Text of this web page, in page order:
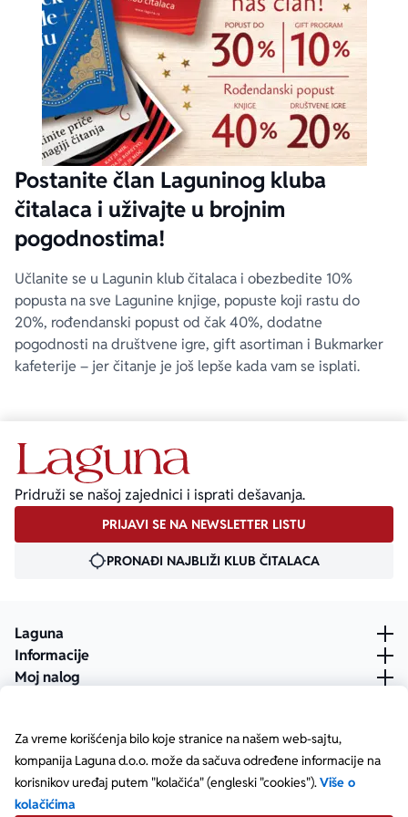
Za vreme korišćenja bilo koje stranice na našem web-sajtu,
kompanija Laguna d.o.o. može da sačuva određene informacije na
korisnikov uređaj putem "kolačića" (engleski "cookies").Više o
kolačićima
Postanite član Laguninog kluba
čitalaca i uživajte u brojnim
pogodnostima!
Učlanite se u Lagunin klub čitalaca i obezbedite 10%
popusta na sve Lagunine knjige, popuste koji rastu do
20%, rođendanski popust od čak 40%, dodatne
pogodnosti na društvene igre, gift asortiman i Bukmarker
kafeterije – jer čitanje je još lepše kada vam se isplati.
Pridruži se našoj zajednici i isprati dešavanja.
PRIJAVI SE NA NEWSLETTER LISTU
PRONAĐI NAJBLIŽI KLUB ČITALACA
Laguna
Informacije
Moj nalog